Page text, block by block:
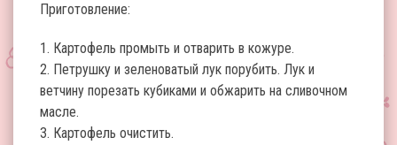
Приготовление:
1. Картофель промыть и отварить в кожуре.
2. Петрушку и зеленоватый лук порубить. Лук и
ветчину порезать кубиками и обжарить на сливочном
масле.
3. Картофель очистить.